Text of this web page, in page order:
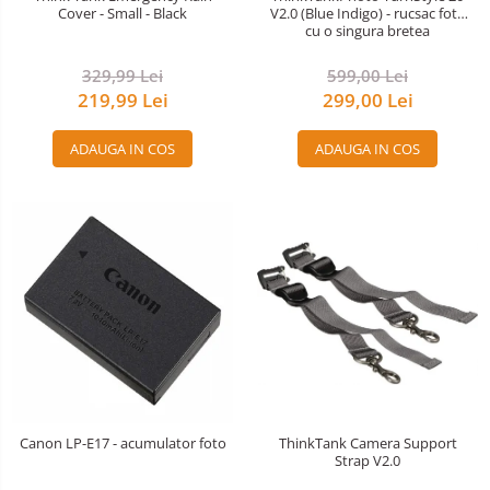
Huse protectie card memorie
Telecomenzi
Recordere audio digitale
Acumulatori Foto
Acumulatori AA/AAA (R6/R3)) si
incarcatoare
Baterii
Incarcatoare acumulatori Foto-
Huse protectie acumulatori foto
Adaptoare pentru convertoare sau
Cover - Small - Black
329,99 Lei
219,99 Lei
ADAUGA IN COS
V2.0 (Blue Indigo) - rucsac foto
cu o singura bretea
599,00 Lei
299,00 Lei
ADAUGA IN COS
Canon LP-E17 - acumulator foto
ThinkTank Camera Support
Strap V2.0